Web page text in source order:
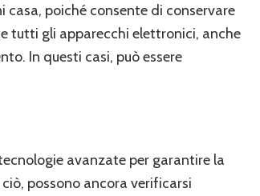
poiché consente di conservare
tutti gli apparecchi elettronici, anche
In questi casi, può essere
avanzate per garantire la
possono ancora verificarsi